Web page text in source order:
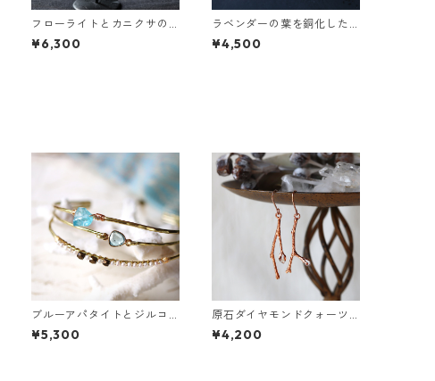
フローライトとカニクサの
葉ピアス
¥6,300
ラベンダーの葉を銅化した
ピアス
¥4,500
ブルーアパタイトとジルコ
ンの真鍮3連バングル
¥5,300
原石ダイヤモンドクォーツ
の小枝ピアス
¥4,200